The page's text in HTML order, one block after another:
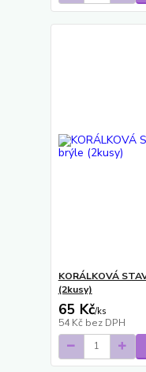
KORÁLKOVÁ
(2kusy)
65 Kč/ks
54 Kč bez DPH